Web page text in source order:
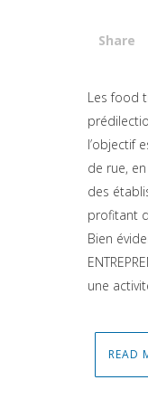
Share
Les food
l’objectif
de rue,
des
profitant
Bien
une
READ